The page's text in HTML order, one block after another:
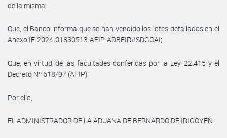
de la misma;
Que, el Banco informa que se han vendido los lotes detallados en el
Anexo IF-2024-01830513-AFIP-ADBEIR#SDGOAI;
Que, en virtud de las facultades conferidas por la Ley 22.415 y el
Decreto Nº 618/97 (AFIP);
Por ello,
EL ADMINISTRADOR DE LA ADUANA DE BERNARDO DE IRIGOYEN